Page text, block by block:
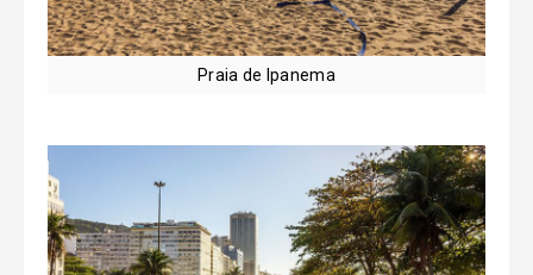
Praia de Ipanema